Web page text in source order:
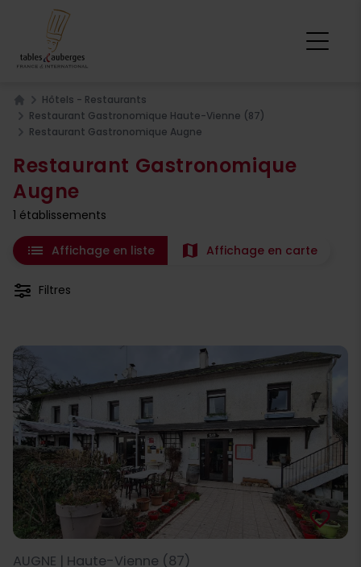
Home
Hôtels - Restaurants
Restaurant Gastronomique Haute-Vienne (87)
Restaurant Gastronomique Augne
Restaurant Gastronomique
Augne
1 établissements
list Affichage en liste map Affichage en carte
Filtres
favorite_border
AUGNE | Haute-Vienne (87)